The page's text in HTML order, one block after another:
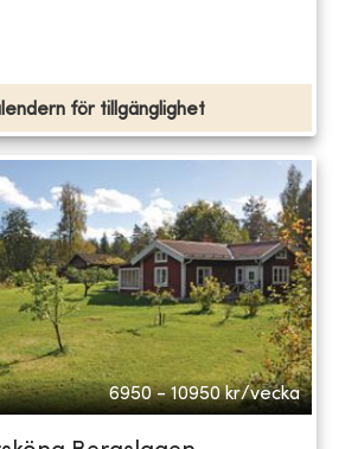
för tillgänglighet
6950 - 10950 kr/vecka